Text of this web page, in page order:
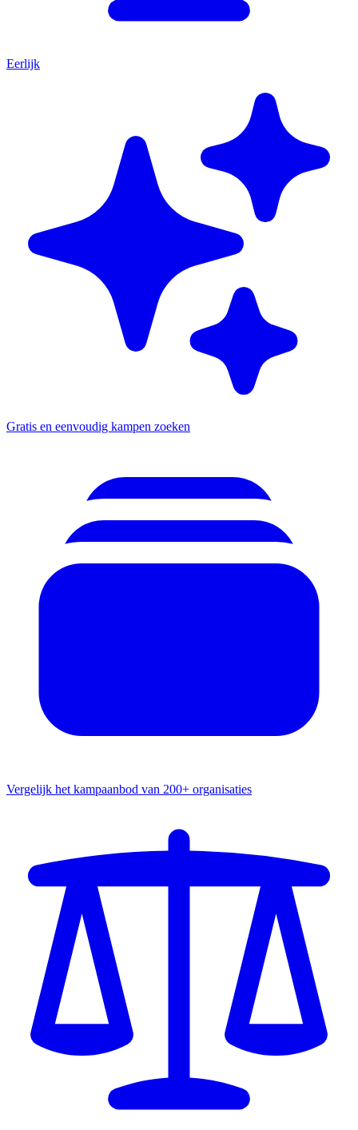
Eerlijk
Gratis en eenvoudig kampen zoeken
Vergelijk het kampaanbod van 200+ organisaties